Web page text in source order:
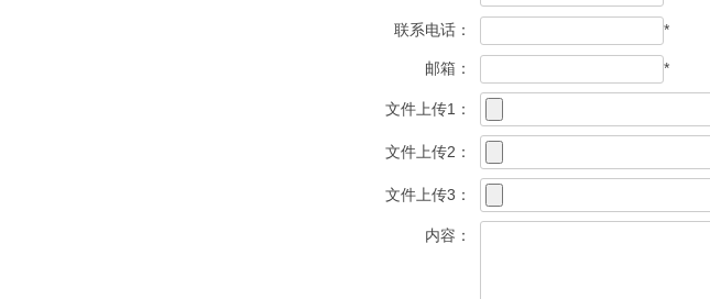
联系电话： *
邮箱： *
文件上传1：
文件上传2：
文件上传3：
内容：